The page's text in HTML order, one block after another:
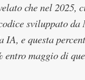
che nel 2025,
sviluppato da
IA, e questa
entro maggio di